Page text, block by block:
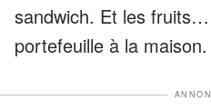
sandwich. Et les fruits…
portefeuille à la maison.